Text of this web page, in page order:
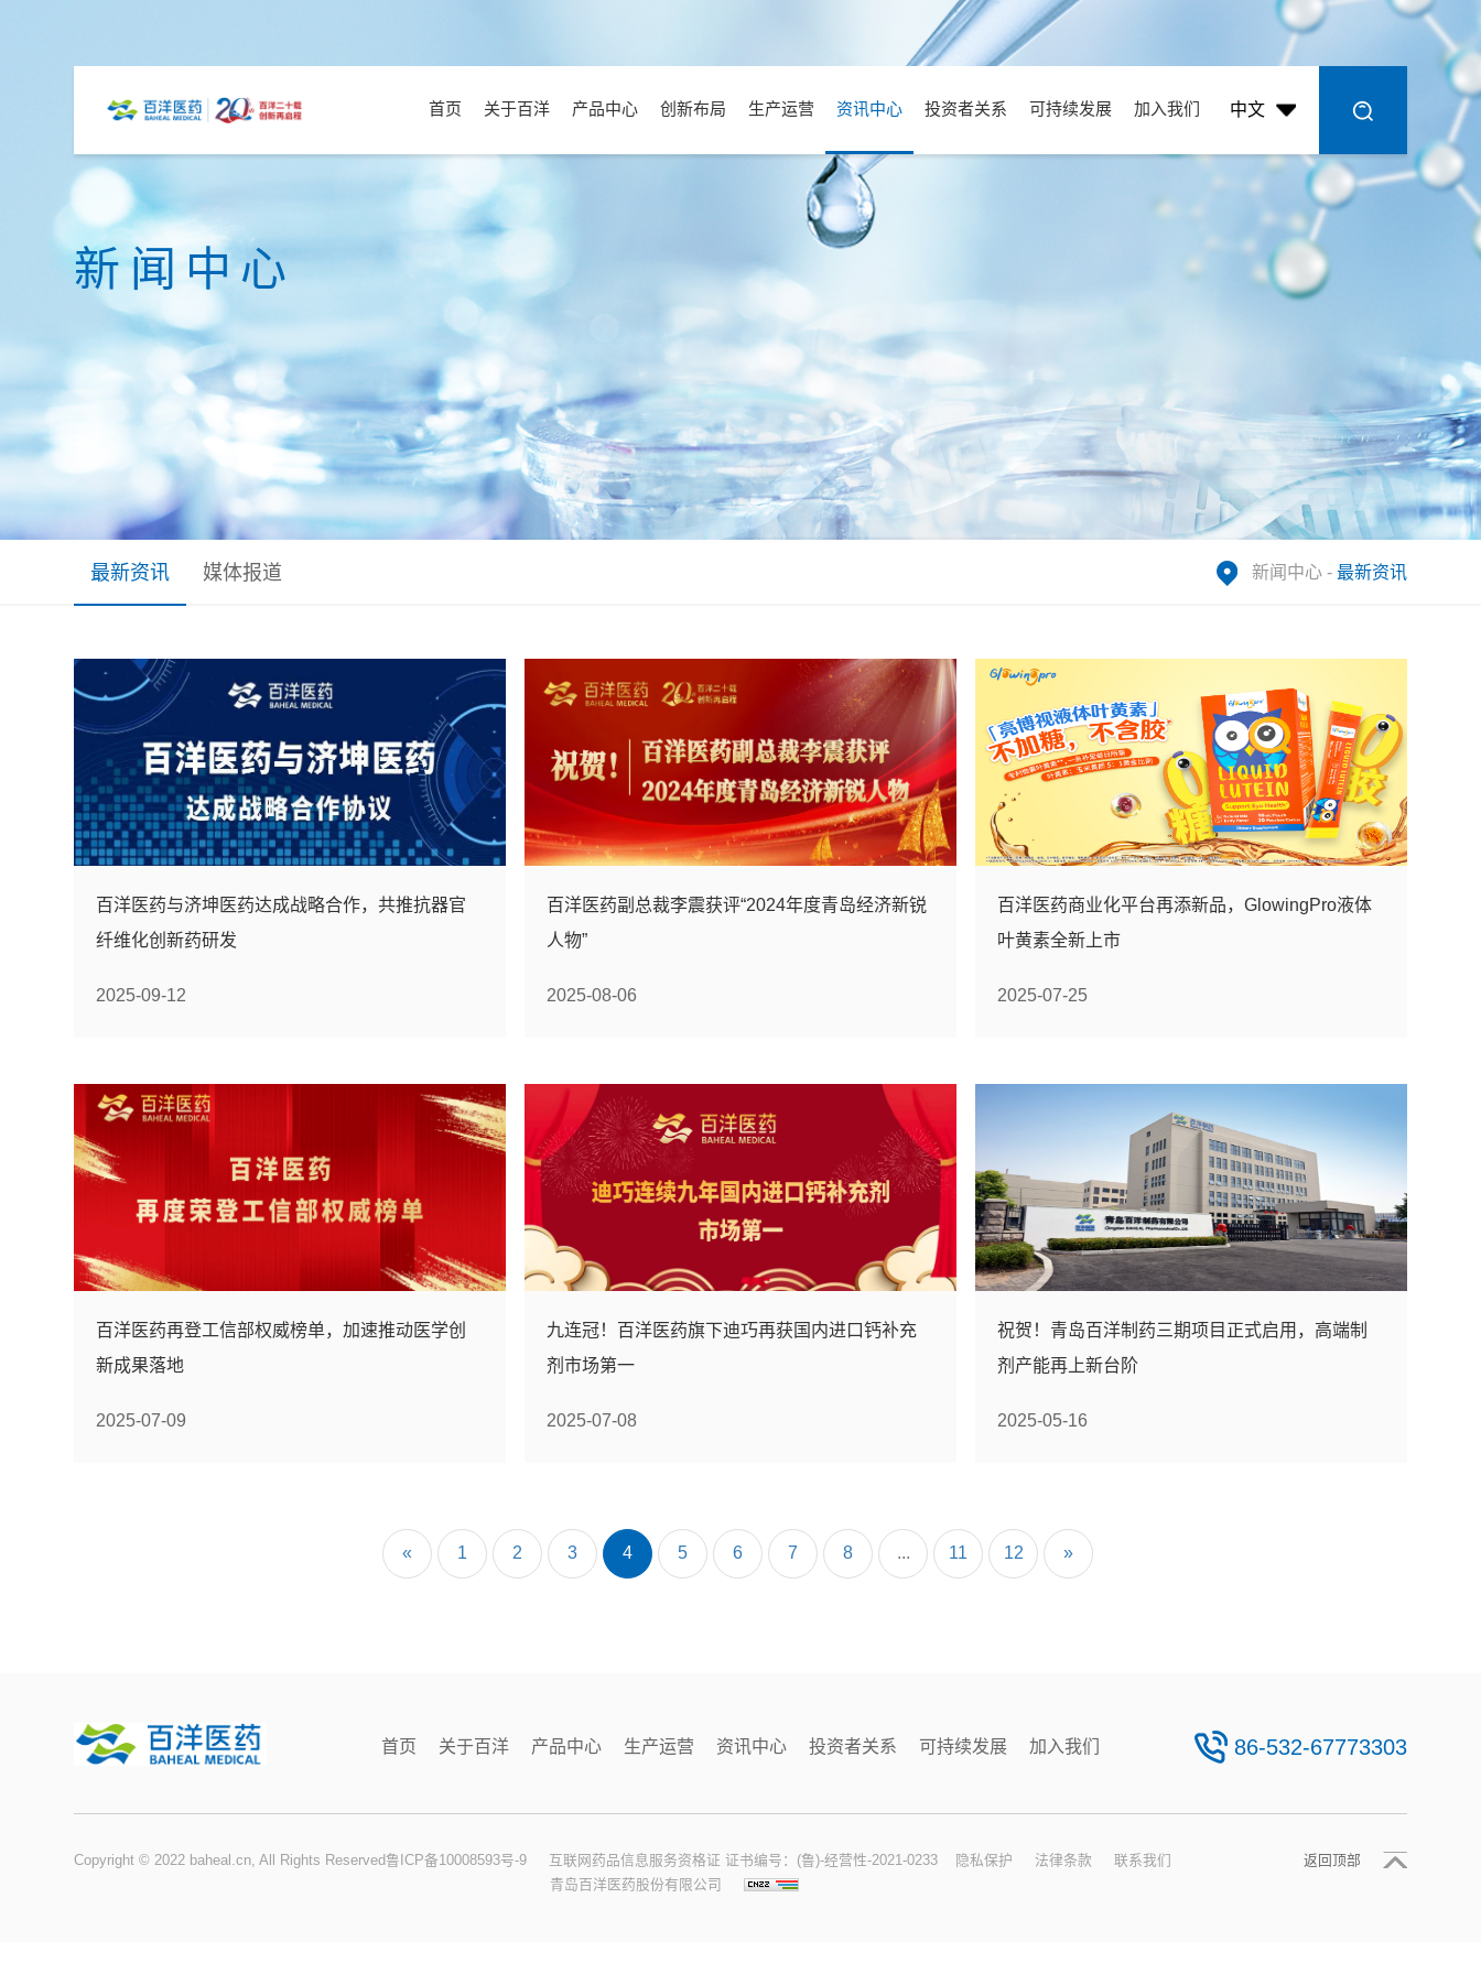
中文
首页 关于百洋 产品中心 创新布局 生产运营 资讯中心 投资者关系 可持续发展 加入我们
新闻中心
最新资讯 媒体报道 新闻中心- 最新资讯
百洋医药与济坤医药达成战略合作，共推抗器官
纤维化创新药研发
2025-09-12
百洋医药副总裁李震获评“2024年度青岛经济新锐
人物”
2025-08-06
百洋医药商业化平台再添新品，GlowingPro液体
叶黄素全新上市
2025-07-25
百洋医药再登工信部权威榜单，加速推动医学创
新成果落地
2025-07-09
九连冠！百洋医药旗下迪巧再获国内进口钙补充
剂市场第一
2025-07-08
祝贺！青岛百洋制药三期项目正式启用，高端制
剂产能再上新台阶
2025-05-16
« 1 2 3 4 5 6 7 8 ... 11 12 »
首页 关于百洋 产品中心 生产运营 资讯中心 投资者关系 可持续发展 加入我们 86-532-67773303
Copyright © 2022 baheal.cn, All Rights Reserved鲁ICP备10008593号-9 互联网药品信息服务资格证 证书编号：(鲁)-经营性-2021-0233 隐私保护 法律条款
联系我们
青岛百洋医药股份有限公司
返回顶部